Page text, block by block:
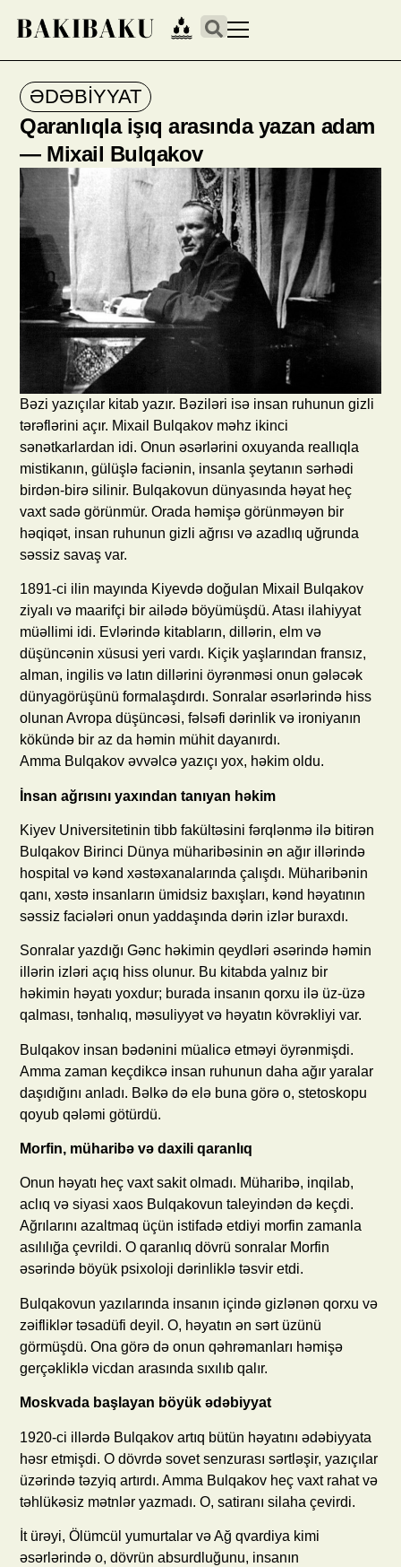
ƏDƏBİYYAT
Qaranlıqla işıq arasında yazan adam
— Mixail Bulqakov
Bəzi yazıçılar kitab yazır. Bəziləri isə insan ruhunun gizli
tərəflərini açır. Mixail Bulqakov məhz ikinci
sənətkarlardan idi. Onun əsərlərini oxuyanda reallıqla
mistikanın, gülüşlə faciənin, insanla şeytanın sərhədi
birdən-birə silinir. Bulqakovun dünyasında həyat heç
vaxt sadə görünmür. Orada həmişə görünməyən bir
həqiqət, insan ruhunun gizli ağrısı və azadlıq uğrunda
səssiz savaş var.
1891-ci ilin mayında Kiyevdə doğulan Mixail Bulqakov
ziyalı və maarifçi bir ailədə böyümüşdü. Atası ilahiyyat
müəllimi idi. Evlərində kitabların, dillərin, elm və
düşüncənin xüsusi yeri vardı. Kiçik yaşlarından fransız,
alman, ingilis və latın dillərini öyrənməsi onun gələcək
dünyagörüşünü formalaşdırdı. Sonralar əsərlərində hiss
olunan Avropa düşüncəsi, fəlsəfi dərinlik və ironiyanın
kökündə bir az da həmin mühit dayanırdı.
Amma Bulqakov əvvəlcə yazıçı yox, həkim oldu.
İnsan ağrısını yaxından tanıyan həkim
Kiyev Universitetinin tibb fakültəsini fərqlənmə ilə bitirən
Bulqakov Birinci Dünya müharibəsinin ən ağır illərində
hospital və kənd xəstəxanalarında çalışdı. Müharibənin
qanı, xəstə insanların ümidsiz baxışları, kənd həyatının
səssiz faciələri onun yaddaşında dərin izlər buraxdı.
Sonralar yazdığı Gənc həkimin qeydləri əsərində həmin
illərin izləri açıq hiss olunur. Bu kitabda yalnız bir
həkimin həyatı yoxdur; burada insanın qorxu ilə üz-üzə
qalması, tənhalıq, məsuliyyət və həyatın kövrəkliyi var.
Bulqakov insan bədənini müalicə etməyi öyrənmişdi.
Amma zaman keçdikcə insan ruhunun daha ağır yaralar
daşıdığını anladı. Bəlkə də elə buna görə o, stetoskopu
qoyub qələmi götürdü.
Morfin, müharibə və daxili qaranlıq
Onun həyatı heç vaxt sakit olmadı. Müharibə, inqilab,
aclıq və siyasi xaos Bulqakovun taleyindən də keçdi.
Ağrılarını azaltmaq üçün istifadə etdiyi morfin zamanla
asılılığa çevrildi. O qaranlıq dövrü sonralar Morfin
əsərində böyük psixoloji dərinliklə təsvir etdi.
Bulqakovun yazılarında insanın içində gizlənən qorxu və
zəifliklər təsadüfi deyil. O, həyatın ən sərt üzünü
görmüşdü. Ona görə də onun qəhrəmanları həmişə
gerçəkliklə vicdan arasında sıxılıb qalır.
Moskvada başlayan böyük ədəbiyyat
1920-ci illərdə Bulqakov artıq bütün həyatını ədəbiyyata
həsr etmişdi. O dövrdə sovet senzurası sərtləşir, yazıçılar
üzərində təzyiq artırdı. Amma Bulqakov heç vaxt rahat və
təhlükəsiz mətnlər yazmadı. O, satiranı silaha çevirdi.
İt ürəyi, Ölümcül yumurtalar və Ağ qvardiya kimi
əsərlərində o, dövrün absurdluğunu, insanın